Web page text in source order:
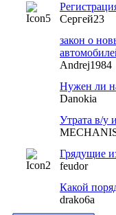
Сергей23
закон о
Andrej1984
Нужен ли
Danokia
Утрата в/у
Грядущие
feudor
Какой
drako6a